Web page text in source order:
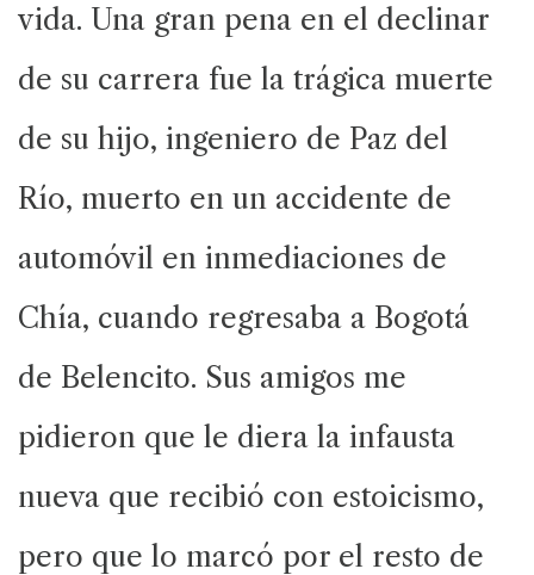
vida. Una gran pena en el declinar
de su carrera fue la trágica muerte
de su hijo, ingeniero de Paz del
Río, muerto en un accidente de
automóvil en inmediaciones de
Chía, cuando regresaba a Bogotá
de Belencito. Sus amigos me
pidieron que le diera la infausta
nueva que recibió con estoicismo,
pero que lo marcó por el resto de